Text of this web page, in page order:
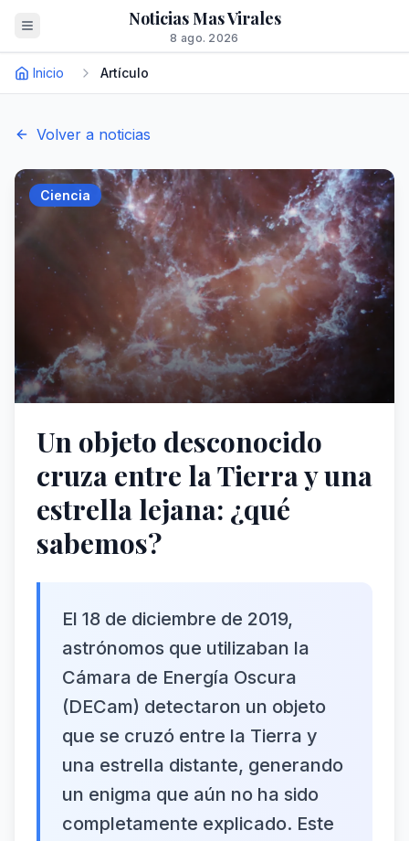
Noticias Mas Virales
8 ago. 2026
Inicio Artículo
Volver a noticias
Ciencia
Un objeto desconocido
cruza entre la Tierra y una
estrella lejana: ¿qué
sabemos?
El 18 de diciembre de 2019,
astrónomos que utilizaban la
Cámara de Energía Oscura
(DECam) detectaron un objeto
que se cruzó entre la Tierra y
una estrella distante, generando
un enigma que aún no ha sido
completamente explicado. Este